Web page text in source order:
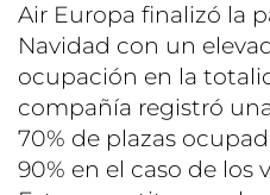
Air Europa finalizó la
Navidad con un
ocupación en la
compañía registró
70% de plazas
90% en el caso de los